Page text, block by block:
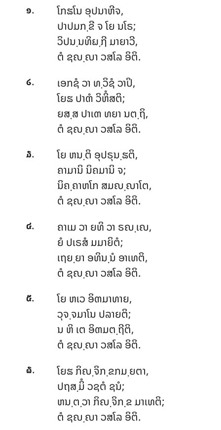
໑. ໂກຘໂນ ອຸປນາຫີຈ,
ປາປມກ຺ຂີ ຈ ໂຍ ນໂຣ;
ວິປນ຺ນທິຏ຺ຐີ ມາຍາວີ,
ຕໍ ຊຎ຺ຎາ ວສໂລ ອິຕິ.
໒. ເອກຊໍວາ ທ຺ວິຊໍ ວາປິ,
ໂຍຘ ປາຓໍ ວິຫິໍສຕິ;
ຍສ຺ສ ປາເຓ ທຍາ ນຕ຺ຖິ,
ຕໍ ຊຎ຺ຎາ ວສໂລ ອິຕິ.
໓. ໂຍ ຫນ຺ຕິ ອຸປຣຸນ຺ຘຕິ,
ຄາມານິ ນິຄມານິ ຈ;
ນິຄ຺ຄາຫໂກ ສມຎ຺ຎາໂຕ,
ຕໍ ຊຎ຺ຎາ ວສໂລ ອິຕິ.
໔. ຄາເມວາ ຍທິ ວາ ຣຎ຺ເຎ,
ຍໍ ປເຣສໍ ມມາຍິຕໍ;
ເຖຍ຺ຍາ ອທິນ຺ນໍ ອາເທຕິ,
ຕໍ ຊຎ຺ຎາ ວສໂລ ອິຕິ.
໕. ໂຍ ຫເວ ອິຓມາທາຍ,
ວຸຈ຺ຈມາໂນ ປລາຍຕິ;
ນ ຫິ ເຕ ອິຓມຕ຺ຖີຕິ,
ຕໍ ຊຎ຺ຎາ ວສໂລ ອິຕິ.
໖.
ໂຍຘ ກິຎ຺ຈິກ຺ຂກມ຺ຍຕາ,
ປຖສ຺ມິໍ ວຊຕໍ ຊນໍ;
ຫນ຺ຕ຺ວາ ກິຎ຺ຈິກ຺ຂ ມາເທຕິ;
ຕໍ ຊຎ຺ຎາ ວສໂລ ອິຕິ.